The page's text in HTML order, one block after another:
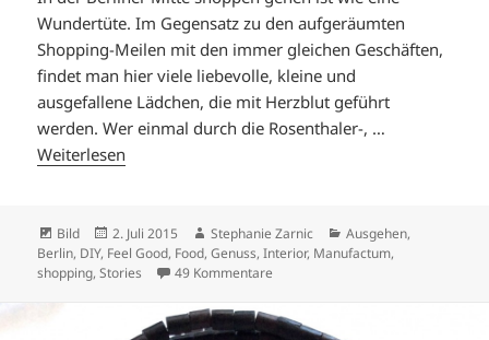
Wundertüte. Im Gegensatz zu den aufgeräumten
Shopping-Meilen mit den immer gleichen Geschäften,
findet man hier viele liebevolle, kleine und
ausgefallene Lädchen, die mit Herzblut geführt
werden. Wer einmal durch die Rosenthaler-, …
Weiterlesen
Format
Bild
Veröffentlicht
am
2. Juli 2015 Autor
Stephanie Zarnic Kategorien
Ausgehen,
Berlin, DIY, Feel Good, Food,Genuss,Interior, Manufactum,
shopping,Stories 49 Kommentare